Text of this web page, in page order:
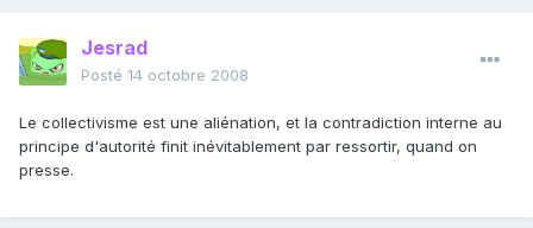
Jesrad
Posté 14 octobre 2008
Le collectivisme est une aliénation, et la contradiction interne au
principe d'autorité finit inévitablement par ressortir, quand on
presse.